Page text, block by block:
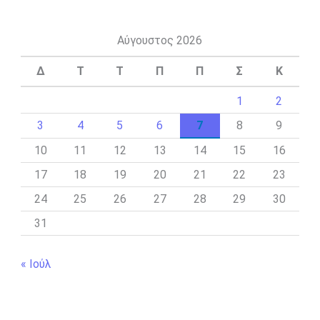
Αύγουστος 2026
Δ Τ Τ Π Π Σ Κ
1
2
3
4 5 6 7 8
9
10
11 12 13 14 15
16
17
18 19 20 21 22
23
24
25 26 27 28 29
30
31
« Ιούλ